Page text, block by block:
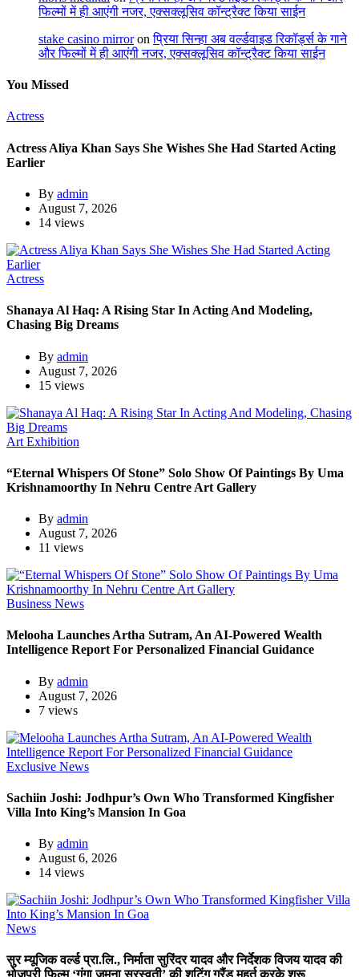
फिल्मों में ही आएंगी नजर, एक्सक्लूसिव कॉन्ट्रैक्ट किया साईन
stake casino mirroronप्रिया सिन्हा अब वर्ल्डवाइड रिकॉर्ड्स के गाने
और फिल्मों में ही आएंगी नजर, एक्सक्लूसिव कॉन्ट्रैक्ट किया साईन
You Missed
Actress
Actress Aliya Khan Says She Wishes She Had Started Acting
Earlier
By admin
August 7, 2026
14 views
Actress
Shanaya Al Haq: A Rising Star In Acting And Modeling,
Chasing Big Dreams
By admin
August 7, 2026
15 views
Art Exhibition
“Eternal Whispers Of Stone” Solo Show Of Paintings By Uma
Krishnamoorthy In Nehru Centre Art Gallery
By admin
August 7, 2026
11 views
Business News
Melooha Launches Artha Sutram, An AI-Powered Wealth
Intelligence Report For Personalized Financial Guidance
By admin
August 7, 2026
7 views
Exclusive News
Sachiin Joshi: Jodhpur’s Own Who Transformed Kingfisher
Villa Into King’s Mansion In Goa
By admin
August 6, 2026
14 views
News
सुर म्यूजिक वर्ल्ड प्रा.लि., निर्माता सुरिंदर यादव और निर्देशक विजय यादव की